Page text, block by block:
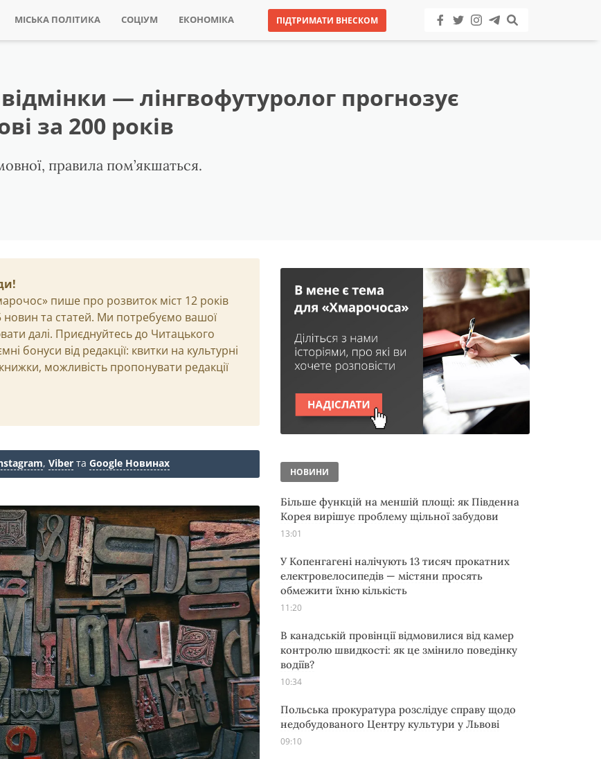
МІСЬКА ПОЛІТИКА СОЦІУМ ЕКОНОМІКА ПІДТРИМАТИ ВНЕСКОМ
— лінгвофутуролог прогнозує
за 200 років
правила пом’якшаться.
пише про розвиток міст 12 років
новин та статей. Ми потребуємо вашої
далі. Приєднуйтесь до Читацького
бонуси від редакції: квитки на культурні
можливість пропонувати редакції
, Viber та Google Новинах
НОВИНИ
Більше функцій на меншій площі: як Південна
Корея вирішує проблему щільної забудови
13:01
У Копенгагені налічують 13 тисяч прокатних
електровелосипедів — містяни просять
обмежити їхню кількість
11:20
В канадській провінції відмовилися від камер
контролю швидкості: як це змінило поведінку
водіїв?
10:34
Польська прокуратура розслідує справу щодо
недобудованого Центру культури у Львові
09:10